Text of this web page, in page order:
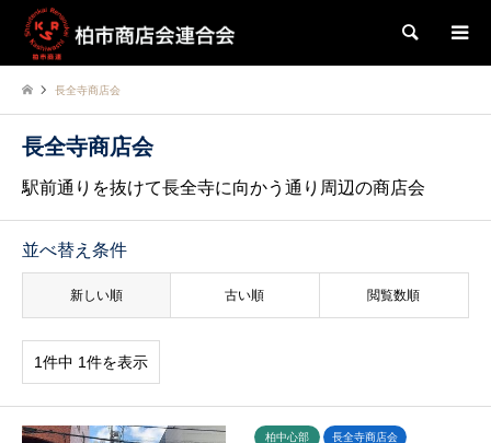
検索
長全寺商店会
長全寺商店会
駅前通りを抜けて長全寺に向かう通り周辺の商店会
並べ替え条件
新しい順 古い順 閲覧数順
1件中 1件を表示
柏中心部 長全寺商店会